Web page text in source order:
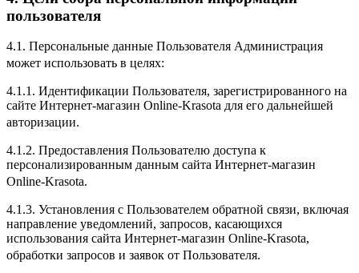
пользователя
4.1. Персональные данные Пользователя Администрация
может использовать в целях:
4.1.1. Идентификации Пользователя, зарегистрированного на
сайте Интернет-магазин Online-Krasota для его дальнейшей
авторизации.
4.1.2. Предоставления Пользователю доступа к
персонализированным данным сайта Интернет-магазин
Online-Krasota.
4.1.3. Установления с Пользователем обратной связи, включая
направление уведомлений, запросов, касающихся
использования сайта Интернет-магазин Online-Krasota,
обработки запросов и заявок от Пользователя.